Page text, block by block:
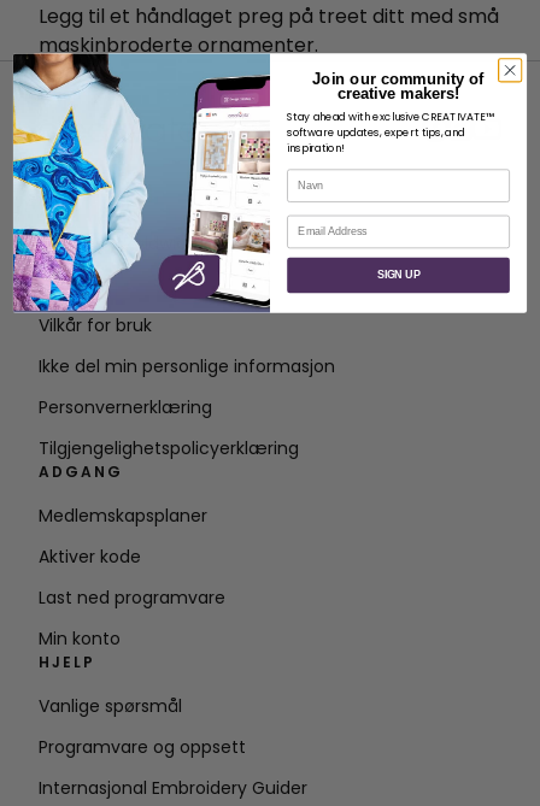
Legg til et håndlaget preg på treet ditt med små
maskinbroderte ornamenter.
OM
Om SVP Worldwide
Kontakt
Vilkår for bruk
Ikke del min personlige informasjon
Personvernerklæring
Tilgjengelighetspolicyerklæring
ADGANG
Medlemskapsplaner
Aktiver kode
Last ned programvare
Min konto
HJELP
Vanlige spørsmål
Programvare og oppsett
Internasjonal Embroidery Guider
Join our community of
creative makers!
Stay ahead with exclusive CREATIVATE™
software updates, expert tips, and
inspiration!
Navn
E-post
SIGN UP